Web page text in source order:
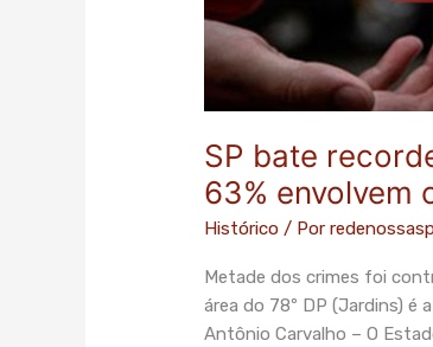
SP bate
63% envolvem
Histórico / Porredenossasp
Metade dos crimes foi
área do 78º DP (Jardins) é
Antônio Carvalho – O
envolvem
celulares